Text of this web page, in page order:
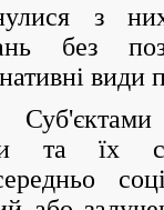
з
без
види
та їх